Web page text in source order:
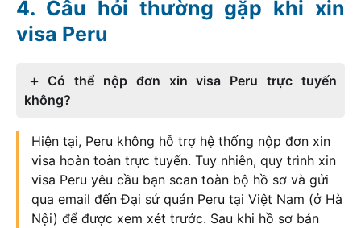
Câu hỏi thường gặp khi xin
visa Peru
Có thể nộp đơn xin visa Peru trực tuyến
không?
Hiện tại, Peru không hỗ trợ hệ thống nộp đơn xin
visa hoàn toàn trực tuyến. Tuy nhiên, quy trình xin
visa Peru yêu cầu bạn scan toàn bộ hồ sơ và gửi
qua email đến Đại sứ quán Peru tại Việt Nam (ở Hà
Nội) để được xem xét trước. Sau khi hồ sơ bản